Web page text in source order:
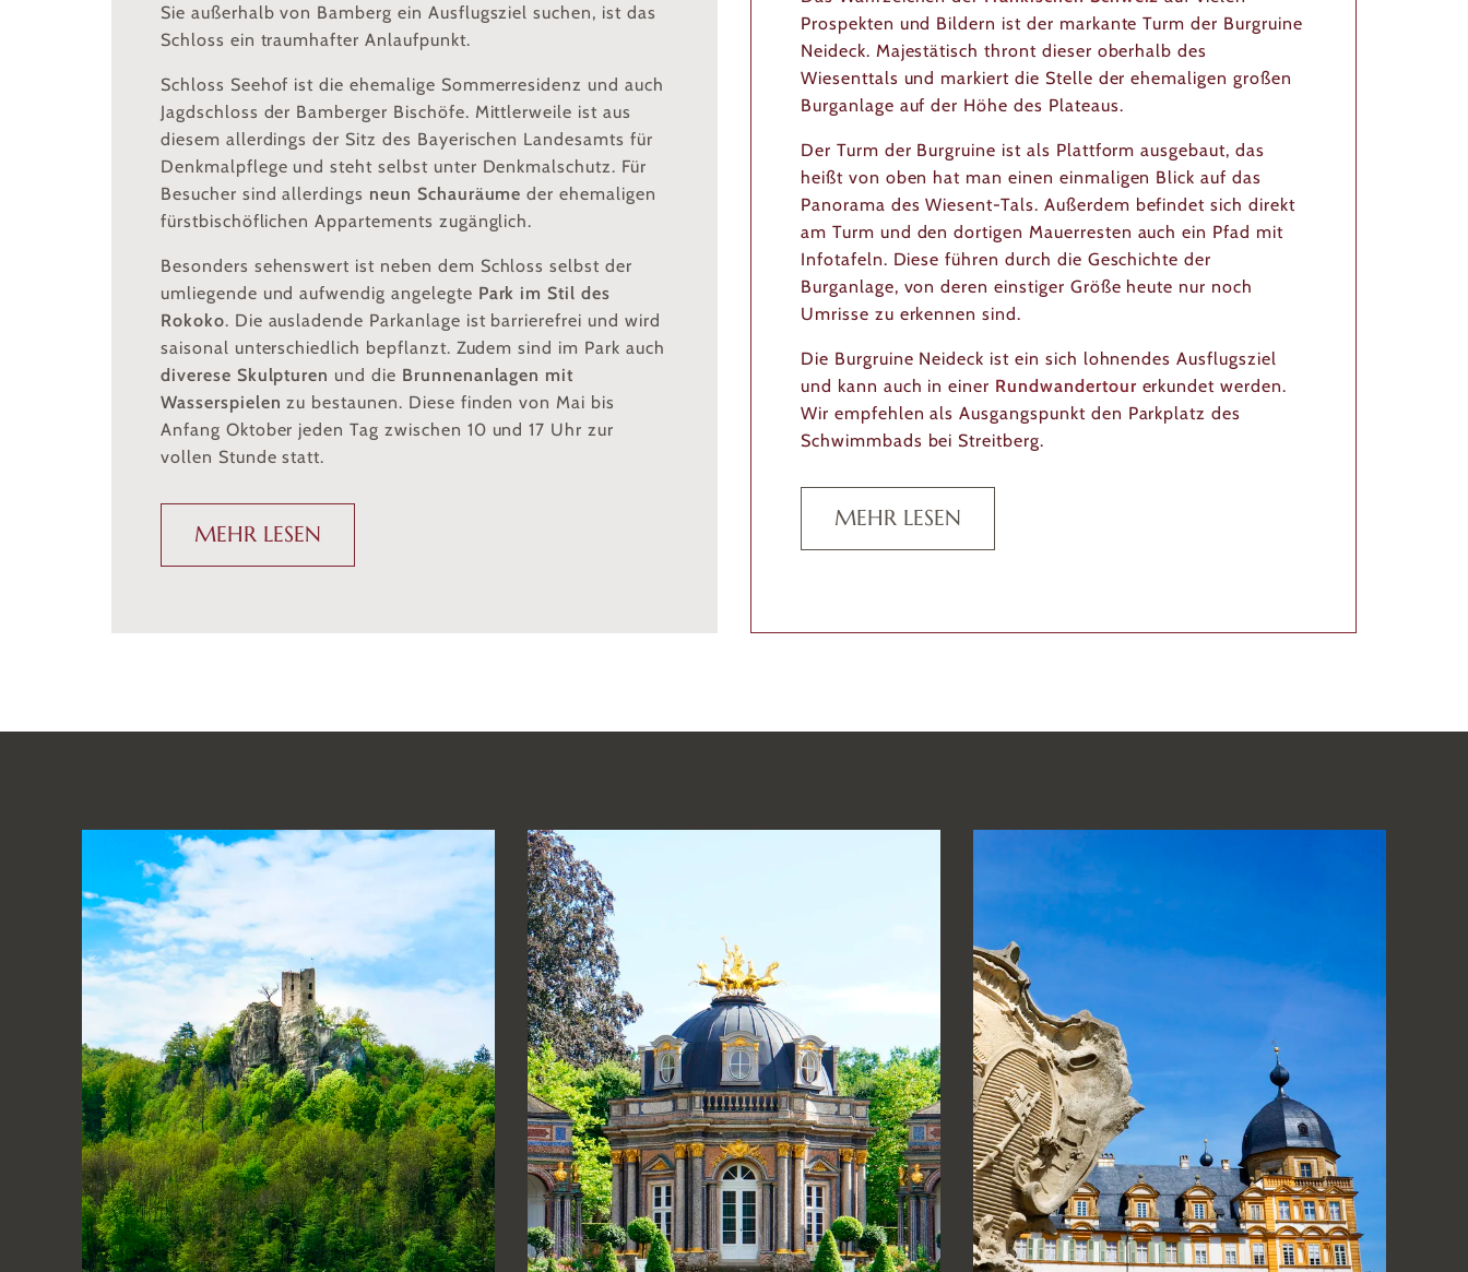
Sie außerhalb von Bamberg ein Ausflugsziel suchen, ist das
Schloss ein traumhafter Anlaufpunkt.
Schloss Seehof ist die ehemalige Sommerresidenz und auch
Jagdschloss der Bamberger Bischöfe. Mittlerweile ist aus
diesem allerdings der Sitz des Bayerischen Landesamts für
Denkmalpflege und steht selbst unter Denkmalschutz. Für
Besucher sind allerdings neun Schauräume der ehemaligen
fürstbischöflichen Appartements zugänglich.
Besonders sehenswert ist neben dem Schloss selbst der
umliegende und aufwendig angelegte Park im Stil des
Rokoko. Die ausladende Parkanlage ist barrierefrei und wird
saisonal unterschiedlich bepflanzt. Zudem sind im Park auch
diverese Skulpturen und die Brunnenanlagen mit
Wasserspielen zu bestaunen. Diese finden von Mai bis
Anfang Oktober jeden Tag zwischen 10 und 17 Uhr zur
vollen Stunde statt.
MEHR LESEN
Prospekten und Bildern ist der markante Turm der Burgruine
Neideck. Majestätisch thront dieser oberhalb des
Wiesenttals und markiert die Stelle der ehemaligen großen
Burganlage auf der Höhe des Plateaus.
Der Turm der Burgruine ist als Plattform ausgebaut, das
heißt von oben hat man einen einmaligen Blick auf das
Panorama des Wiesent-Tals. Außerdem befindet sich direkt
am Turm und den dortigen Mauerresten auch ein Pfad mit
Infotafeln. Diese führen durch die Geschichte der
Burganlage, von deren einstiger Größe heute nur noch
Umrisse zu erkennen sind.
Die Burgruine Neideck ist ein sich lohnendes Ausflugsziel
und kann auch in einer Rundwandertourerkundet werden.
Wir empfehlen als Ausgangspunkt den Parkplatz des
Schwimmbads bei Streitberg.
MEHR LESEN